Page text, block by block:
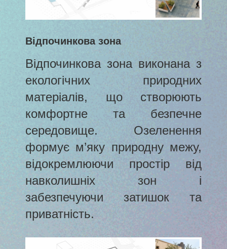
Відпочинкова зона
Відпочинкова зона виконана з
екологічних природних
матеріалів, що створюють
комфортне та безпечне
середовище. Озеленення
формує м’яку природну межу,
відокремлюючи простір від
навколишніх зон і
забезпечуючи затишок та
приватність.